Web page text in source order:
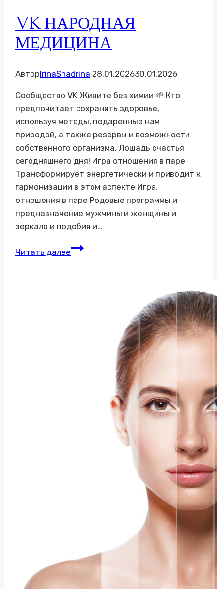
VK НАРОДНАЯ
МЕДИЦИНА
АвторIrinaShadrina 28.01.202630.01.2026
Сообщество VK Живите без химии 🌱 Кто
предпочитает сохранять здоровье,
используя методы, подаренные нам
природой, а также резервы и возможности
собственного организма. Лошадь счастья
сегодняшнего дня! Игра отношения в паре
Трансформирует энергетически и приводит к
гармонизации в этом аспекте Игра,
отношения в паре Родовые программы и
предназначение мужчины и женщины и
зеркало и подобия и…
Читать далееVK